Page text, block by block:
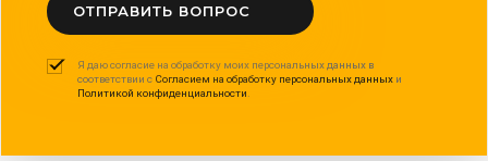
ОТПРАВИТЬ ВОПРОС
Я даю согласие на обработку моих персональных данных в
соответствии с Согласием на обработку персональных данных и
Политикой конфиденциальности